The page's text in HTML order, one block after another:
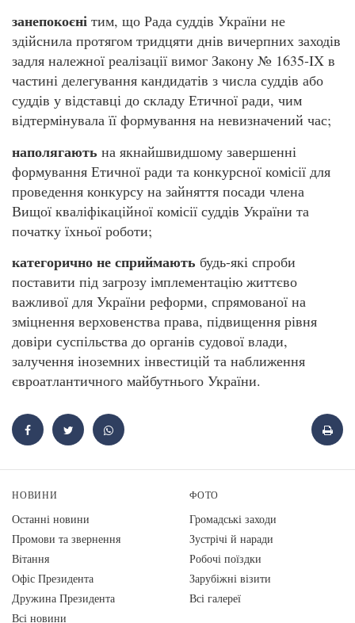
занепокоєні тим, що Рада суддів України не
здійснила протягом тридцяти днів вичерпних заходів
задля належної реалізації вимог Закону № 1635-IX в
частині делегування кандидатів з числа суддів або
суддів у відставці до складу Етичної ради, чим
відтермінувала її формування на невизначений час;
наполягають на якнайшвидшому завершенні
формування Етичної ради та конкурсної комісії для
проведення конкурсу на зайняття посади члена
Вищої кваліфікаційної комісії суддів України та
початку їхньої роботи;
категорично не сприймають будь-які спроби
поставити під загрозу імплементацію життєво
важливої для України реформи, спрямованої на
зміцнення верховенства права, підвищення рівня
довіри суспільства до органів судової влади,
залучення іноземних інвестицій та наближення
євроатлантичного майбутнього України.
НОВИНИ
Останні новини
Промови та звернення
Вiтання
Офіс Президента
Дружина Президента
Всі новини
ФОТО
Громадські заходи
Зустрічі й наради
Робочі поїздки
Зарубіжні візити
Всі галереї